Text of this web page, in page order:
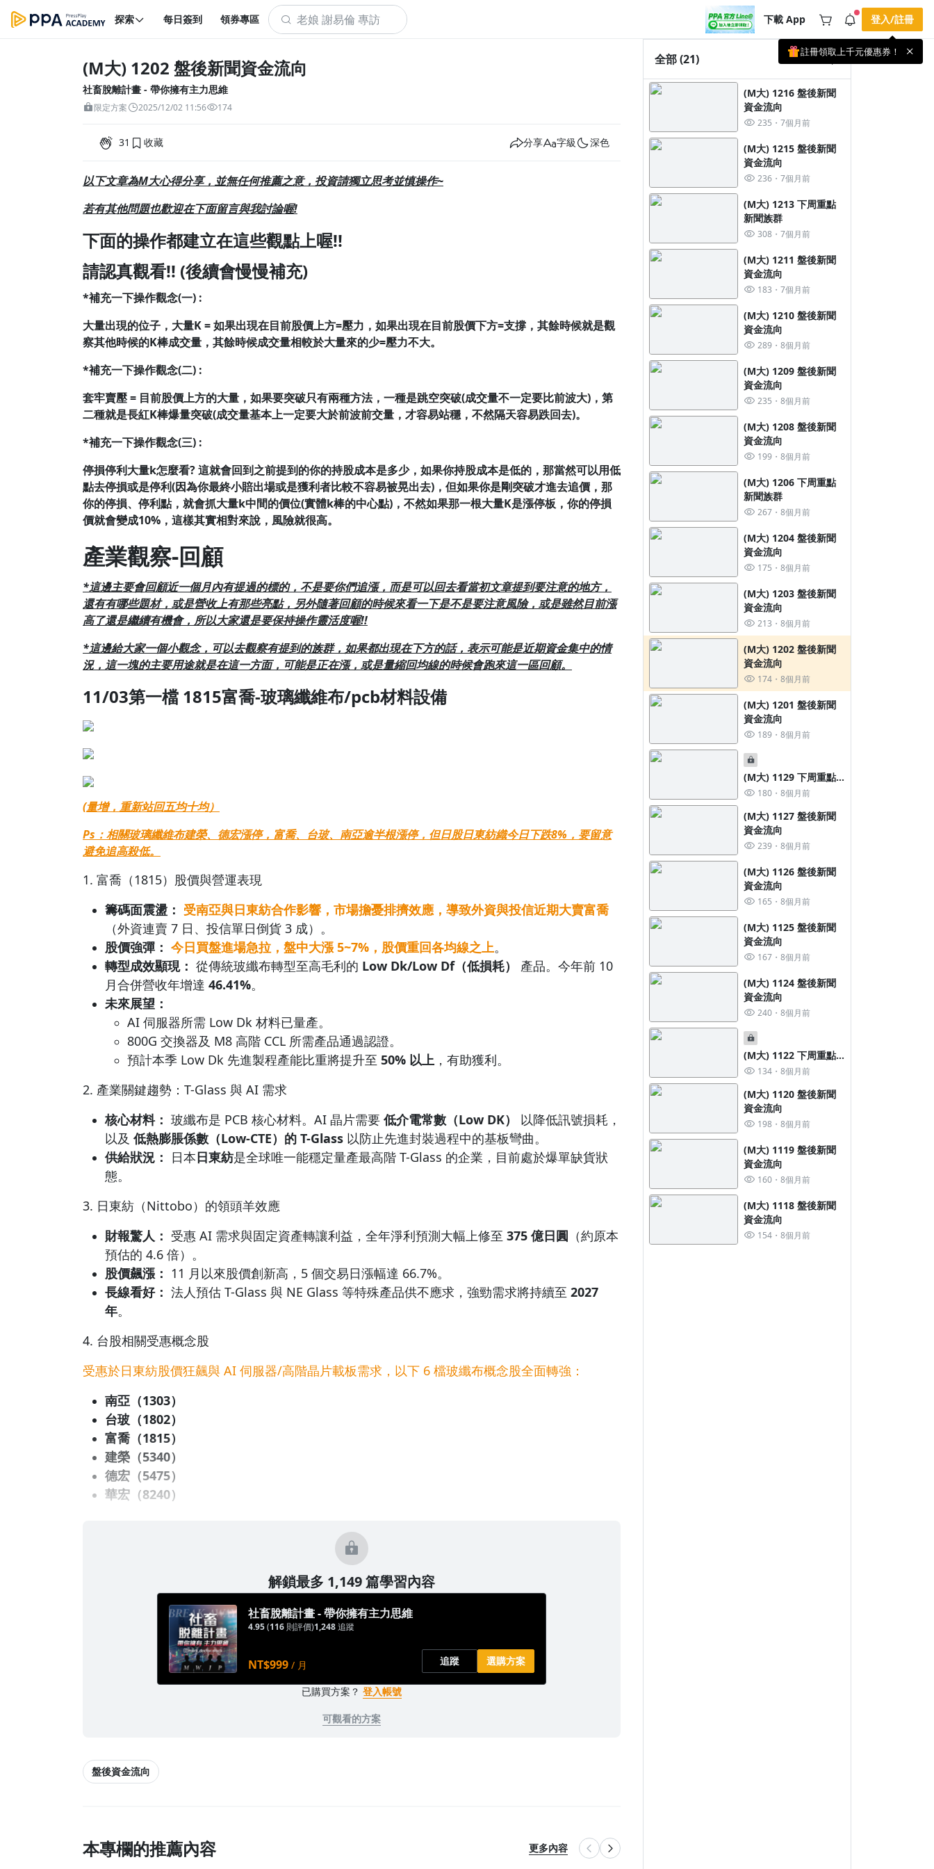
探索 每日簽到 領券專區 下載 App
下載 APP 領取獎勵，隨時吸收新知識
🌞 PPA 避暑津貼．冷氣房升級｜
期間快閃活動
🥵 酷暑限時快閃｜單筆滿 NT$2,500 現
折 NT$300、再贈最高 2% 點數回饋！
🚀 酷暑來襲．偷偷在冷氣房升級 📈
⭐️ 【冷氣房進修 限時開跑】◾單筆滿
NT$2,500 現折 NT$300◾活動期間：即
日起 - 8/13（只有一週）-📣 酷暑季好康
\ 再加碼 /→ 點數回饋無上限🔥購買任一
課程 or 訂閱✅ 消費即享回饋 1% 點數
✅ 滿 $5,000 回饋 2% 點數🎁 此為 PPA
官方帳號 Line@ 專屬活動，加入好友👉
享有「渠道專屬活動」及「個人化推
查看全部
登入/註冊
註冊領取上千元優惠券！
(M大) 1202 盤後新聞資金流向
社畜脫離計畫 - 帶你擁有主力思維
限定方案 2025/12/02 11:56 174
31 收藏 分享 字級 深色
以下文章為M大心得分享，並無任何推薦之意，投資請獨立思考並慎操作~
若有其他問題也歡迎在下面留言與我討論喔!
下面的操作都建立在這些觀點上喔!!
請認真觀看!! (後續會慢慢補充)
*補充一下操作觀念(一) :
大量出現的位子，大量K = 如果出現在目前股價上方=壓力，如果出現在目前股價下方=支撐，其餘時候就是觀
察其他時候的K棒成交量，其餘時候成交量相較於大量來的少=壓力不大。
*補充一下操作觀念(二) :
套牢賣壓 = 目前股價上方的大量，如果要突破只有兩種方法，一種是跳空突破(成交量不一定要比前波大)，第
二種就是長紅K棒爆量突破(成交量基本上一定要大於前波前交量，才容易站穩，不然隔天容易跌回去)。
*補充一下操作觀念(三) :
停損停利大量k怎麼看?這就會回到之前提到的你的持股成本是多少，如果你持股成本是低的，那當然可以用低
點去停損或是停利(因為你最終小賠出場或是獲利者比較不容易被晃出去)，但如果你是剛突破才進去追價，那
你的停損、停利點，就會抓大量k中間的價位(實體k棒的中心點)，不然如果那一根大量K是漲停板，你的停損
價就會變成10%，這樣其實相對來說，風險就很高。
產業觀察-回顧
*這邊主要會回顧近一個月內有提過的標的，不是要你們追漲，而是可以回去看當初文章提到要注意的地方，
還有有哪些題材，或是營收上有那些亮點，另外隨著回顧的時候來看一下是不是要注意風險，或是雖然目前漲
高了還是繼續有機會， 所以大家還是要保持操作靈活度喔!!
*這邊給大家一個小觀念，可以去觀察有提到的族群，如果都出現在下方的話，表示可能是近期資金集中的情
況，這一塊的主要用途就是在這一方面，可能是正在漲，或是量縮回均線的時候會跑來這一區回顧。
11/03第一檔 1815富喬-玻璃纖維布/pcb材料設備
(量增，重新站回五均十均）
Ps：相關玻璃纖維布建榮、德宏漲停，富喬、台玻、南亞逾半根漲停，但日股日東紡織今日下跌8%，要留意
避免追高殺低。
1. 富喬（1815）股價與營運表現
籌碼面震盪： 受南亞與日東紡合作影響，市場擔憂排擠效應，導致外資與投信近期大賣富喬
（外資連賣 7 日、投信單日倒貨 3 成）。
股價強彈： 今日買盤進場急拉，盤中大漲 5~7%，股價重回各均線之上。
轉型成效顯現： 從傳統玻纖布轉型至高毛利的 Low Dk/Low Df（低損耗）
產品。今年前 10
月合併營收年增達 46.41%。
未來展望：
AI 伺服器所需 Low Dk 材料已量產。
800G 交換器及 M8 高階 CCL 所需產品通過認證。
預計本季 Low Dk 先進製程產能比重將提升至 50% 以上 ，有助獲利。
2. 產業關鍵趨勢：T-Glass 與 AI 需求
核心材料： 玻纖布是 PCB 核心材料。AI 晶片需要 低介電常數（Low DK）
以降低訊號損耗，
以及 低熱膨脹係數（Low-CTE）的 T-Glass 以防止先進封裝過程中的基板彎曲。
供給狀況： 日本日東紡是全球唯一能穩定量產最高階 T-Glass 的企業，目前處於爆單缺貨狀
態。
3. 日東紡（Nittobo）的領頭羊效應
財報驚人： 受惠 AI 需求與固定資產轉讓利益，全年淨利預測大幅上修至 375 億日圓 （約原本
預估的 4.6 倍）。
股價飆漲： 11 月以來股價創新高，5 個交易日漲幅達 66.7%。
長線看好： 法人預估 T-Glass 與 NE Glass 等特殊產品供不應求，強勁需求將持續至 2027
年。
4. 台股相關受惠概念股
受惠於日東紡股價狂飆與 AI 伺服器/高階晶片載板需求，以下 6 檔玻纖布概念股全面轉強：
南亞（1303）
台玻（1802）
富喬（1815）
建榮（5340）
德宏（5475）
華宏（8240）
解鎖最多 1,149 篇學習內容
社畜脫離計畫 - 帶你擁有主力思維
4.95(116 則評價)1,248追蹤
NT$999 / 月 追蹤 選購方案
已購買方案？ 登入帳號
可觀看的方案
盤後資金流向
本專欄的推薦內容 更多內容
全部(21)
(M大) 1216 盤後新聞
資金流向
235 7個月前
(M大) 1215 盤後新聞
資金流向
236 7個月前
(M大) 1213 下周重點
新聞族群
308 7個月前
(M大) 1211 盤後新聞
資金流向
183 7個月前
(M大) 1210 盤後新聞
資金流向
289 8個月前
(M大) 1209 盤後新聞
資金流向
235 8個月前
(M大) 1208 盤後新聞
資金流向
199 8個月前
(M大) 1206 下周重點
新聞族群
267 8個月前
(M大) 1204 盤後新聞
資金流向
175 8個月前
(M大) 1203 盤後新聞
資金流向
213 8個月前
(M大) 1202 盤後新聞
資金流向
174 8個月前
(M大) 1201 盤後新聞
資金流向
189 8個月前
(M大) 1129 下周重點
新聞族群
180 8個月前
(M大) 1127 盤後新聞
資金流向
239 8個月前
(M大) 1126 盤後新聞
資金流向
165 8個月前
(M大) 1125 盤後新聞
資金流向
167 8個月前
(M大) 1124 盤後新聞
資金流向
240 8個月前
(M大) 1122 下周重點
新聞族群
134 8個月前
(M大) 1120 盤後新聞
資金流向
198 8個月前
(M大) 1119 盤後新聞
資金流向
160 8個月前
(M大) 1118 盤後新聞
資金流向
154 8個月前